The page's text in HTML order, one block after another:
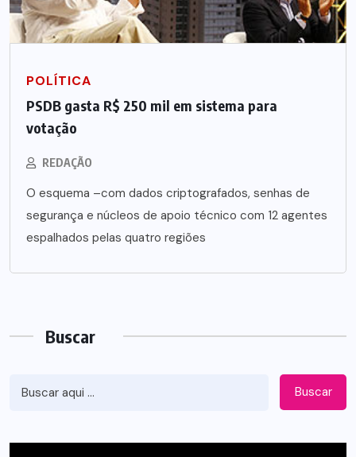
POLÍTICA
PSDB gasta R$ 250 mil em sistema para
votação
REDAÇÃO
O esquema –com dados criptografados, senhas de
segurança e núcleos de apoio técnico com 12 agentes
espalhados pelas quatro regiões
Buscar
Buscar